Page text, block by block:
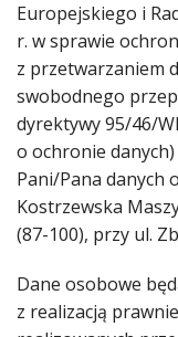
Europejskiego i
r. w sprawie
z przetwarzaniem
swobodnego
dyrektywy 95/46/
o ochronie
Pani/Pana danych
Kostrzewska
(87-100), przy ul.
Dane osobowe
z realizacją